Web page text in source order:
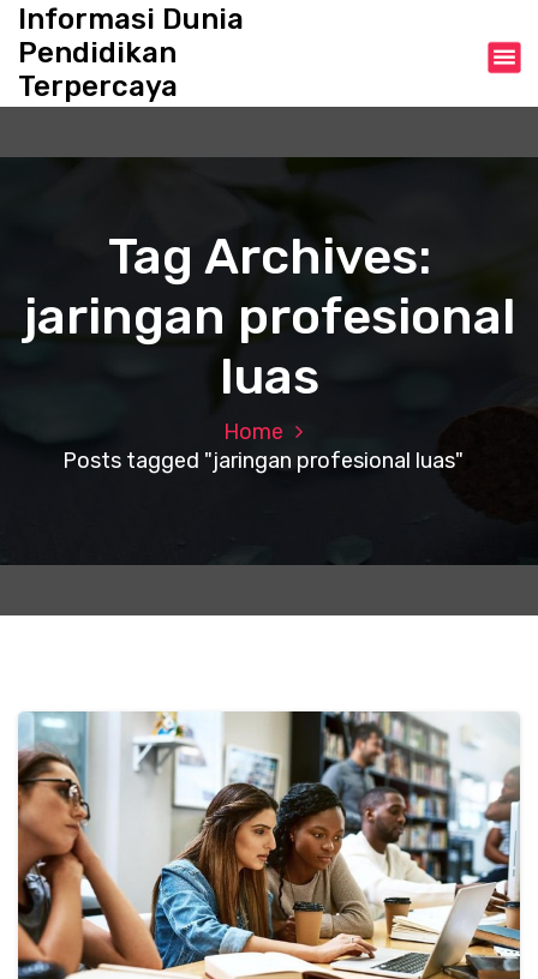
Informasi Dunia
Pendidikan
Terpercaya
Tag Archives:
jaringan profesional
luas
Home
Posts tagged "jaringan profesional luas"